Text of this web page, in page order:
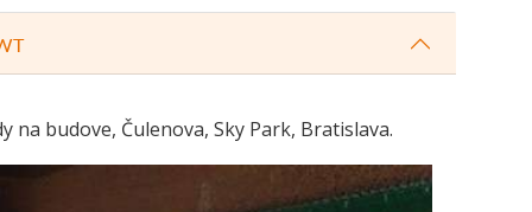
budove, Čulenova, Sky Park, Bratislava.